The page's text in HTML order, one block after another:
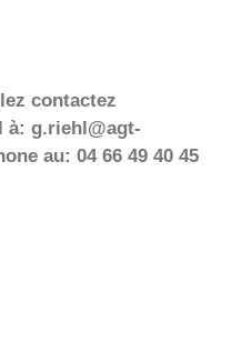
contactez
à: g.riehl@agt-
au: 04 66 49 40 45